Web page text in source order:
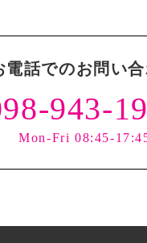
電話でのお問い
943-
Mon-Fri 08:45-